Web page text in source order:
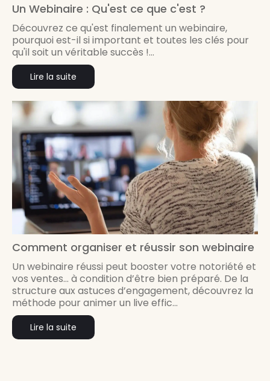
Un Webinaire : Qu'est ce que c'est ?
Découvrez ce qu'est finalement un webinaire,
pourquoi est-il si important et toutes les clés pour
qu'il soit un véritable succès !...
Lire la suite
Comment organiser et réussir son webinaire
Un webinaire réussi peut booster votre notoriété et
vos ventes… à condition d’être bien préparé. De la
structure aux astuces d’engagement, découvrez la
méthode pour animer un live effic...
Lire la suite